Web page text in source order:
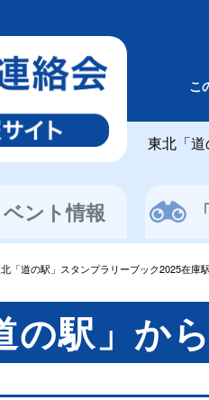
ント情報
東北「
こ
「道の駅」スタンプラリーブック2025在庫
の駅」か